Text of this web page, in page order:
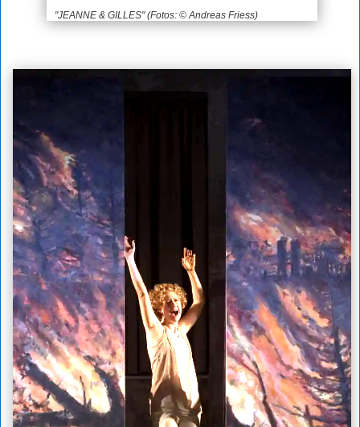
"JEANNE & GILLES" (Fotos: © Andreas Friess)